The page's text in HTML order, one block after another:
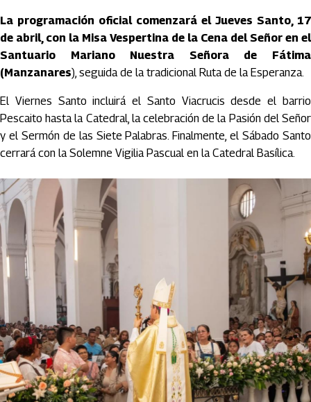
La programación oficial comenzará el Jueves Santo, 17
de abril, con la Misa Vespertina de la Cena del Señor en el
Santuario Mariano Nuestra Señora de Fátima
(Manzanares), seguida de la tradicional Ruta de la Esperanza.
El Viernes Santo incluirá el Santo Viacrucis desde el barrio
Pescaito hasta la Catedral, la celebración de la Pasión del Señor
y el Sermón de las Siete Palabras. Finalmente, el Sábado Santo
cerrará con la Solemne Vigilia Pascual en la Catedral Basílica.